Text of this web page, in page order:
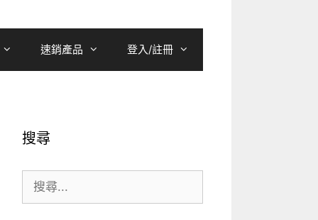
速銷產品 登入/註冊
搜尋
尋: